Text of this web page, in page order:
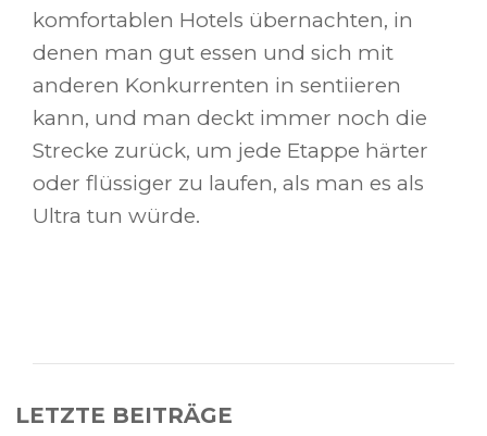
komfortablen Hotels übernachten, in
denen man gut essen und sich mit
anderen Konkurrenten in sentiieren
kann, und man deckt immer noch die
Strecke zurück, um jede Etappe härter
oder flüssiger zu laufen, als man es als
Ultra tun würde.
LETZTE BEITRÄGE